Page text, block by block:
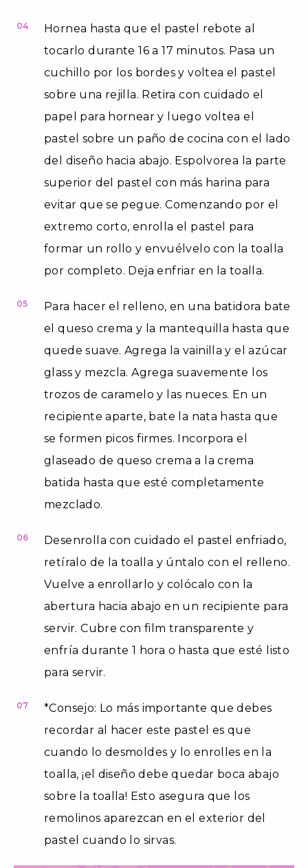
04
Hornea hasta que el pastel rebote al
tocarlo durante 16 a 17 minutos. Pasa un
cuchillo por los bordes y voltea el pastel
sobre una rejilla. Retira con cuidado el
papel para hornear y luego voltea el
pastel sobre un paño de cocina con el lado
del diseño hacia abajo. Espolvorea la parte
superior del pastel con más harina para
evitar que se pegue. Comenzando por el
extremo corto, enrolla el pastel para
formar un rollo y envuélvelo con la toalla
por completo. Deja enfriar en la toalla.
05
Para hacer el relleno, en una batidora bate
el queso crema y la mantequilla hasta que
quede suave. Agrega la vainilla y el azúcar
glass y mezcla. Agrega suavemente los
trozos de caramelo y las nueces. En un
recipiente aparte, bate la nata hasta que
se formen picos firmes. Incorpora el
glaseado de queso crema a la crema
batida hasta que esté completamente
mezclado.
06
Desenrolla con cuidado el pastel enfriado,
retíralo de la toalla y úntalo con el relleno.
Vuelve a enrollarlo y colócalo con la
abertura hacia abajo en un recipiente para
servir. Cubre con film transparente y
enfría durante 1 hora o hasta que esté listo
para servir.
07
*Consejo: Lo más importante que debes
recordar al hacer este pastel es que
cuando lo desmoldes y lo enrolles en la
toalla, ¡el diseño debe quedar boca abajo
sobre la toalla! Esto asegura que los
remolinos aparezcan en el exterior del
pastel cuando lo sirvas.